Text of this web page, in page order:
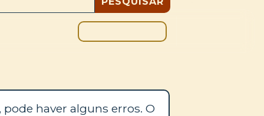
haver alguns erros. O